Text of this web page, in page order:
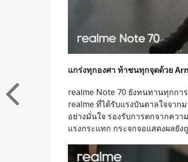
แกร่งทุกองศา ท้าชนทุกจุดด้วย
realme Note 70 ยังทนทานทุกกา
realme ที่ได้รับแรงบันดาลใจจา
อย่างมั่นใจ รองรับการตกจากควา
แรงกระแทก กระจกจอแสดงผลยั